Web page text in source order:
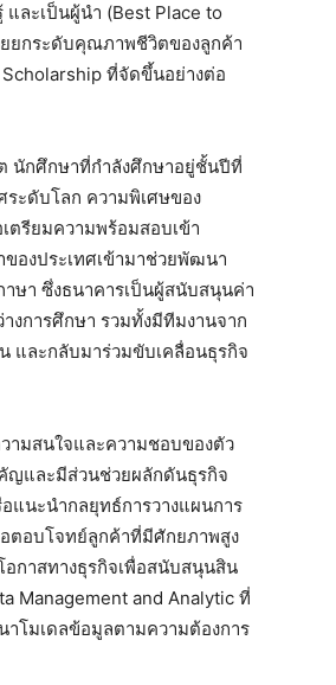
ละเป็นผู้นำ (Best Place to
ยยกระดับคุณภาพชีวิตของลูกค้า
Scholarship ที่จัดขึ้นอย่างต่อ
นักศึกษาที่กำลังศึกษาอยู่ชั้นปีที่
ะดับโลก ความพิเศษของ
ตรียมความพร้อมสอบเข้า
องประเทศเข้ามาช่วยพัฒนา
ษา ซึ่งธนาคารเป็นผู้สนับสนุนค่า
งการศึกษา รวมทั้งมีทีมงานจาก
และกลับมาร่วมขับเคลื่อนธุรกิจ
ามสนใจและความชอบของตัว
ญและมีส่วนช่วยผลักดันธุรกิจ
แนะนำกลยุทธ์การวางแผนการ
ตอบโจทย์ลูกค้าที่มีศักยภาพสูง
อกาสทางธุรกิจเพื่อสนับสนุนสิน
Management and Analytic ที่
โมเดลข้อมูลตามความต้องการ